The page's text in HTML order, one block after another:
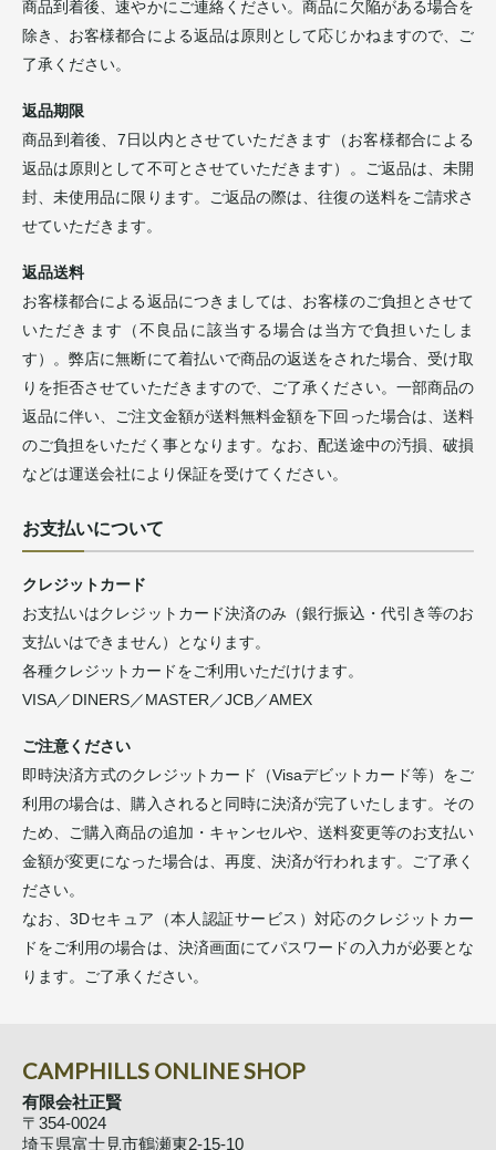
商品到着後、速やかにご連絡ください。商品に欠陥がある場合を
除き、お客様都合による返品は原則として応じかねますので、ご
了承ください。
返品期限
商品到着後、7日以内とさせていただきます（お客様都合による
返品は原則として不可とさせていただきます）。ご返品は、未開
封、未使用品に限ります。ご返品の際は、往復の送料をご請求さ
せていただきます。
返品送料
お客様都合による返品につきましては、お客様のご負担とさせて
いただきます（不良品に該当する場合は当方で負担いたしま
す）。弊店に無断にて着払いで商品の返送をされた場合、受け取
りを拒否させていただきますので、ご了承ください。一部商品の
返品に伴い、ご注文金額が送料無料金額を下回った場合は、送料
のご負担をいただく事となります。なお、配送途中の汚損、破損
などは運送会社により保証を受けてください。
お支払いについて
クレジットカード
お支払いはクレジットカード決済のみ（銀行振込・代引き等のお
支払いはできません）となります。
各種クレジットカードをご利用いただけけます。
VISA／DINERS／MASTER／JCB／AMEX
ご注意ください
即時決済方式のクレジットカード（Visaデビットカード等）をご
利用の場合は、購入されると同時に決済が完了いたします。その
ため、ご購入商品の追加・キャンセルや、送料変更等のお支払い
金額が変更になった場合は、再度、決済が行われます。ご了承く
ださい。
なお、3Dセキュア（本人認証サービス）対応のクレジットカー
ドをご利用の場合は、決済画面にてパスワードの入力が必要とな
ります。ご了承ください。
CAMPHILLS ONLINE SHOP
有限会社正賢
〒354-0024
埼玉県富士見市鶴瀬東2-15-10